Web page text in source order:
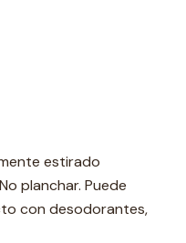
estirado
planchar. Puede
con desodorantes,